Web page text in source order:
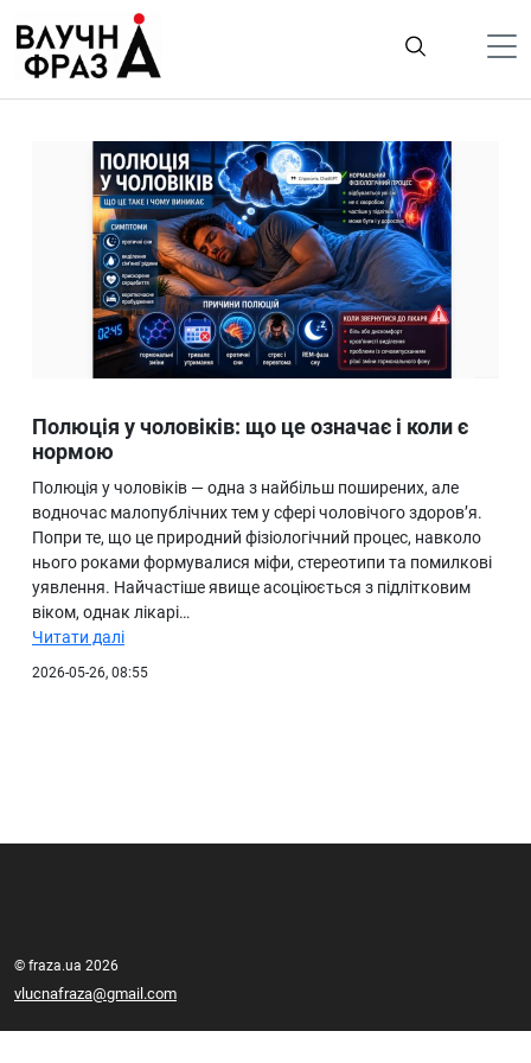
содержимому
Гроші
Життя
Лайфстайл
ТехноНаука
Людина
Ukraine
Про нас
Полюція у чоловіків: що це означає і коли є
нормою
Полюція у чоловіків — одна з найбільш поширених, але
водночас малопублічних тем у сфері чоловічого здоров’я.
Попри те, що це природний фізіологічний процес, навколо
нього роками формувалися міфи, стереотипи та помилкові
уявлення. Найчастіше явище асоціюється з підлітковим
віком, однак лікарі…
Читати далі
2026-05-26, 08:55
© fraza.ua 2026
vlucnafraza@gmail.com